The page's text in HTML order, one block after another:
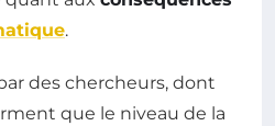
.
des chercheurs, dont
que le niveau de la